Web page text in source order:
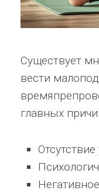
Существует
вести
главных